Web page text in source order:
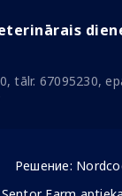
tālr. 67095230,
Решение: